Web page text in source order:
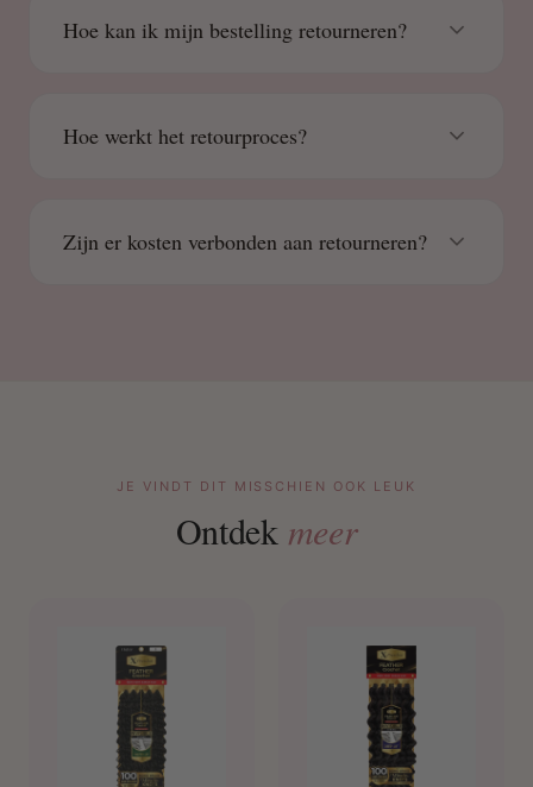
Hoe kan ik mijn bestelling retourneren?
Hoe werkt het retourproces?
Zijn er kosten verbonden aan retourneren?
JE VINDT DIT MISSCHIEN OOK LEUK
Ontdek meer